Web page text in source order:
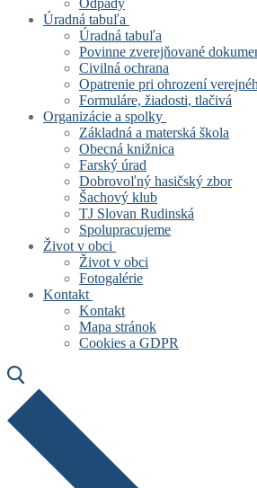
Odpady
Úradná tabuľa
Úradná tabuľa
Povinne zverejňované
Civilná ochrana
Opatrenie pri ohrození
Formuláre, žiadosti, tlačivá
Organizácie a spolky
Základná a materská škola
Obecná knižnica
Farský úrad
Dobrovoľný hasičský zbor
Šachový klub
TJ Slovan Rudinská
Spolupracujeme
Život v obci
Život v obci
Fotogalérie
Kontakt
Kontakt
Mapa stránok
Cookies a GDPR